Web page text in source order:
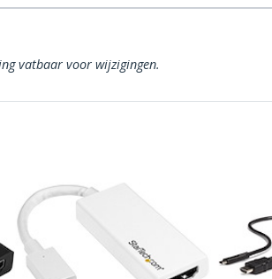
vatbaar voor wijzigingen.